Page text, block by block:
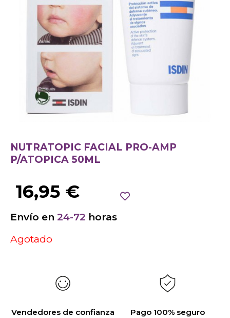
NUTRATOPIC FACIAL PRO-AMP
P/ATOPICA 50ML
16,95 €
Envío en 24-72 horas
Agotado
Vendedores de confianza Pago 100% seguro